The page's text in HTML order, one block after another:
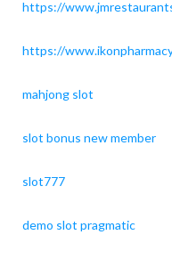
https://
https://
mahjong slot
slot bonus new member
slot777
demo slot pragmatic